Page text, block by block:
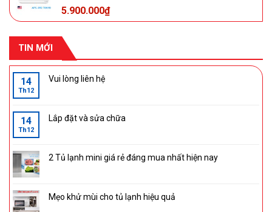
5.900.000₫
TIN MỚI
14
Th12
Vui lòng liên hệ
14
Th12
Lắp đặt và sửa chữa
2 Tủ lạnh mini giá rẻ đáng mua nhất hiện nay
Mẹo khử mùi cho tủ lạnh hiệu quả